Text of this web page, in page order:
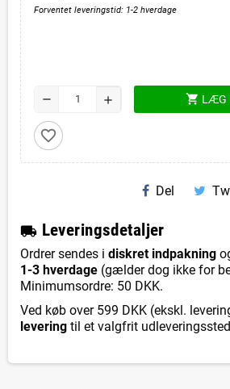
Forventet leveringstid: 1-2 hverdage
remove add shopping_cart LÆG
favorite_border
Del
local_shipping Leveringsdetaljer
Ordrer sendes i diskret indpakning
1-3 hverdage (gælder dog ikke for
Minimumsordre: 50 DKK.
Ved køb over 599 DKK (ekskl.
levering til et valgfrit